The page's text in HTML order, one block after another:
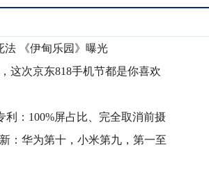
法 《伊甸乐园》曝光
这次京东818手机节都是你喜欢
利：100%屏占比、完全取消前摄
：华为第十，小米第九，第一至